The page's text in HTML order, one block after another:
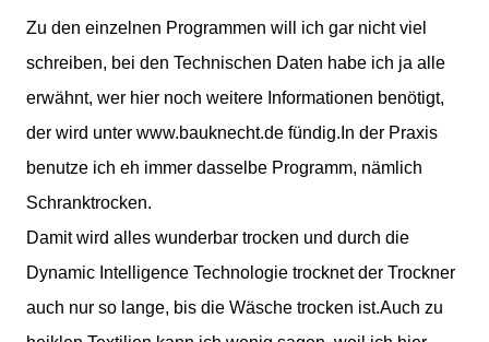
Zu den einzelnen Programmen will ich gar nicht viel
schreiben, bei den Technischen Daten habe ich ja alle
erwähnt, wer hier noch weitere Informationen benötigt,
der wird unter www.bauknecht.de fündig.In der Praxis
benutze ich eh immer dasselbe Programm, nämlich
Schranktrocken.
Damit wird alles wunderbar trocken und durch die
Dynamic Intelligence Technologie trocknet der Trockner
auch nur so lange, bis die Wäsche trocken ist.Auch zu